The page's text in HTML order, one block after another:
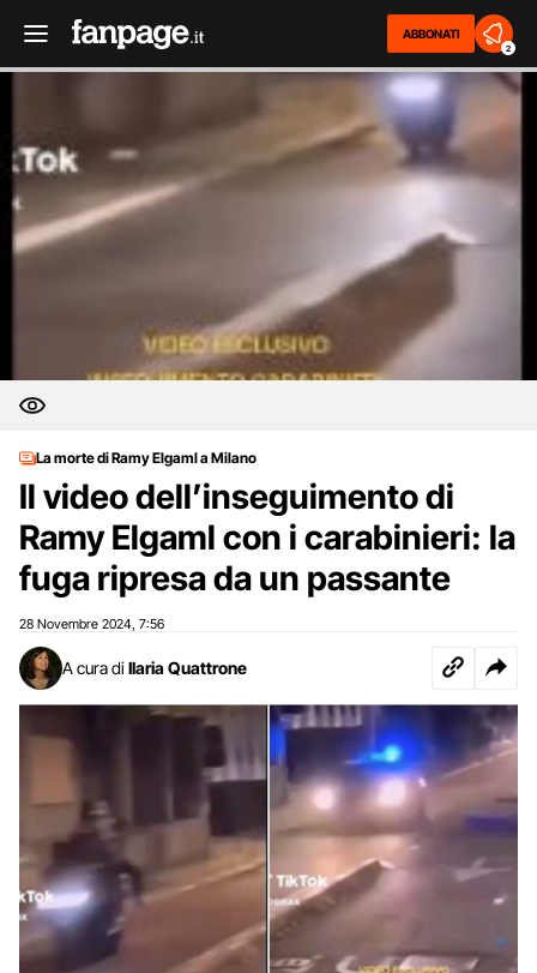
ABBONATI
2
La morte di Ramy Elgaml a Milano
Il video dell’inseguimento di
Ramy Elgaml con i carabinieri: la
fuga ripresa da un passante
28 Novembre 2024 7:56
A cura di Ilaria Quattrone